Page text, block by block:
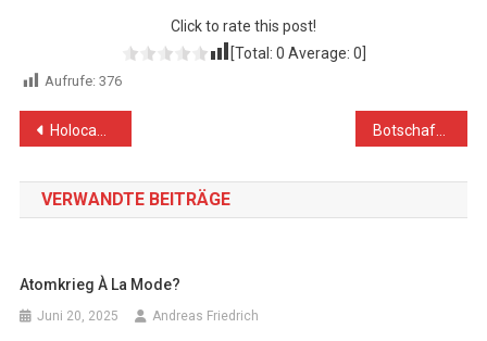
Click to rate this post!
[Total: 0 Average: 0
Aufrufe: 376
Beitragsnavigation
Holocaust- Gedenktag Botschafterin Palästinas zum Plan von US-Präsident Trump
VERWANDTE BEITRÄGE
Atomkrieg À La Mode?
Juni 20, 2025 Andreas Friedrich